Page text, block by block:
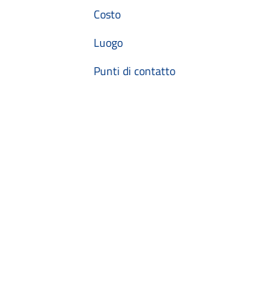
Costo
Luogo
Punti di contatto